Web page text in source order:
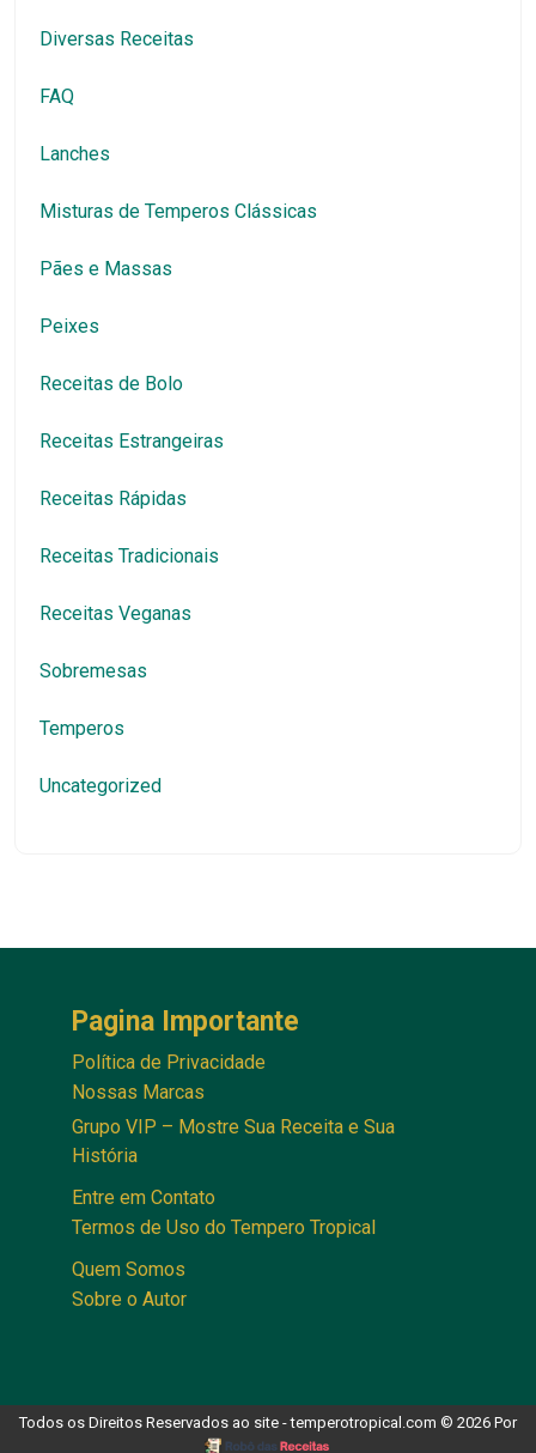
Diversas Receitas
FAQ
Lanches
Misturas de Temperos Clássicas
Pães e Massas
Peixes
Receitas de Bolo
Receitas Estrangeiras
Receitas Rápidas
Receitas Tradicionais
Receitas Veganas
Sobremesas
Temperos
Uncategorized
Pagina Importante
Política de Privacidade
Nossas Marcas
Grupo VIP – Mostre Sua Receita e Sua
História
Entre em Contato
Termos de Uso do Tempero Tropical
Quem Somos
Sobre o Autor
Todos os Direitos Reservados ao site - temperotropical.com © 2026 Por